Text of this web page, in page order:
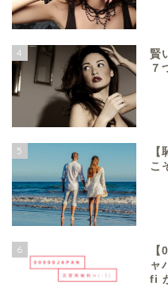
4
賢
７
5
こ
6
ャ
fi